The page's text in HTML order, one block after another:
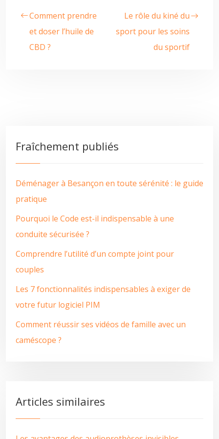
Comment prendre
et doser l’huile de
CBD ?
Le rôle du kiné du
sport pour les soins
du sportif
Fraîchement publiés
Déménager à Besançon en toute sérénité : le guide
pratique
Pourquoi le Code est-il indispensable à une
conduite sécurisée ?
Comprendre l’utilité d’un compte joint pour
couples
Les 7 fonctionnalités indispensables à exiger de
votre futur logiciel PIM
Comment réussir ses vidéos de famille avec un
caméscope ?
Articles similaires